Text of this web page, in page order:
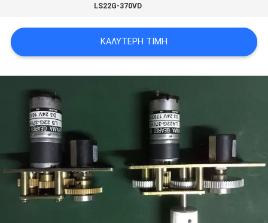
PRIVACY
POLICY
LS22G-370VD
ΚΑΛΎΤΕΡΗ ΤΙΜΉ